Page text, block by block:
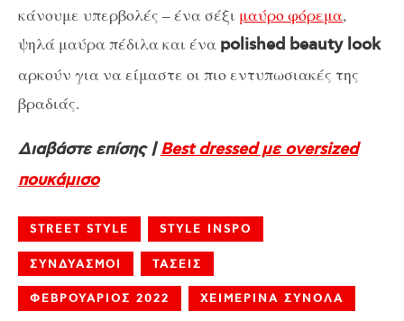
κάνουμε υπερβολές – ένα σέξι μαύρο φόρεμα,
ψηλά μαύρα πέδιλα και ένα polished beauty look
αρκούν για να είμαστε οι πιο εντυπωσιακές της
βραδιάς.
Διαβάστε επίσης |Best dressed με oversized
πουκάμισο
STREET STYLE STYLE INSPO
ΣΥΝΔΥΑΣΜΟΙ ΤΑΣΕΙΣ
ΦΕΒΡΟΥΑΡΙΟΣ 2022 ΧΕΙΜΕΡΙΝΑ ΣΥΝΟΛΑ